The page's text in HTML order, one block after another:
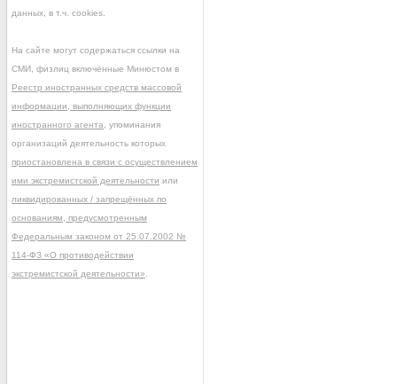
данных, в т.ч. cookies.
На сайте могут содержаться ссылки на
СМИ, физлиц включённые Минюстом в
Реестр иностранных средств массовой
информации, выполняющих функции
иностранного агента , упоминания
организаций деятельность которых
приостановлена в связи с осуществлением
ими экстремистской деятельности или
ликвидированных / запрещённых по
основаниям, предусмотренным
Федеральным законом от 25.07.2002 №
114-ФЗ «О противодействии
экстремистской деятельности»